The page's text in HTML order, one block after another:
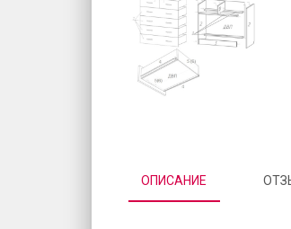
ОПИСАНИЕ